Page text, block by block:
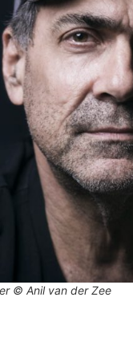
© Anil van der Zee